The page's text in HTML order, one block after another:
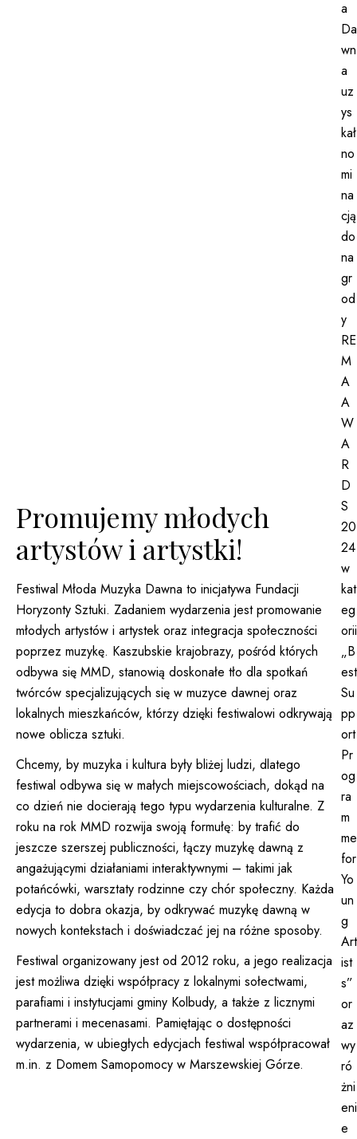
Promujemy młodych
artystów i artystki!
Festiwal Młoda Muzyka Dawna to inicjatywa Fundacji
Horyzonty Sztuki. Zadaniem wydarzenia jest promowanie
młodych artystów i artystek oraz integracja społeczności
poprzez muzykę. Kaszubskie krajobrazy, pośród których
odbywa się MMD, stanowią doskonałe tło dla spotkań
twórców specjalizujących się w muzyce dawnej oraz
lokalnych mieszkańców, którzy dzięki festiwalowi odkrywają
nowe oblicza sztuki.
Chcemy, by muzyka i kultura były bliżej ludzi, dlatego
festiwal odbywa się w małych miejscowościach, dokąd na
co dzień nie docierają tego typu wydarzenia kulturalne. Z
roku na rok MMD rozwija swoją formułę: by trafić do
jeszcze szerszej publiczności, łączy muzykę dawną z
angażującymi działaniami interaktywnymi – takimi jak
potańcówki, warsztaty rodzinne czy chór społeczny. Każda
edycja to dobra okazja, by odkrywać muzykę dawną w
nowych kontekstach i doświadczać jej na różne sposoby.
Festiwal organizowany jest od 2012 roku, a jego realizacja
jest możliwa dzięki współpracy z lokalnymi sołectwami,
parafiami i instytucjami gminy Kolbudy, a także z licznymi
partnerami i mecenasami. Pamiętając o dostępności
wydarzenia, w ubiegłych edycjach festiwal współpracował
m.in. z Domem Samopomocy w Marszewskiej Górze.
a
Da
wn
a
uz
ys
kał
no
mi
na
cją
do
na
gr
od
y
RE
M
A
A
W
A
R
D
S
20
24
w
kat
eg
orii
„B
est
Su
pp
ort
Pr
og
ra
m
me
for
Yo
un
g
Art
ist
s”
or
az
wy
ró
żni
eni
e